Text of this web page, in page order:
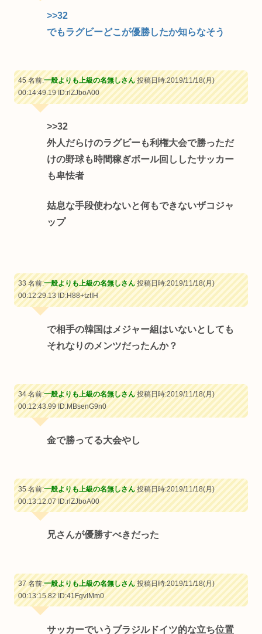
>>32
でもラグビーどこが優勝したか知らなそう
45 名前:一般よりも上級の名無しさん投稿日時:2019/11/18(月)
00:14:49.19ID:rlZJboA00
>>32
外人だらけのラグビーも利権大会で勝っただ
けの野球も時間稼ぎボール回ししたサッカー
も卑怯者
姑息な手段使わないと何もできないザコジャ
ップ
33 名前:一般よりも上級の名無しさん投稿日時:2019/11/18(月)
00:12:29.13ID:H88+tztIH
で相手の韓国はメジャー組はいないとしても
それなりのメンツだったんか？
34 名前:一般よりも上級の名無しさん投稿日時:2019/11/18(月)
00:12:43.99ID:MBsenG9n0
金で勝ってる大会やし
35 名前:一般よりも上級の名無しさん投稿日時:2019/11/18(月)
00:13:12.07ID:rlZJboA00
兄さんが優勝すべきだった
37 名前:一般よりも上級の名無しさん投稿日時:2019/11/18(月)
00:13:15.82ID:41FgvIMm0
サッカーでいうブラジルドイツ的な立ち位置